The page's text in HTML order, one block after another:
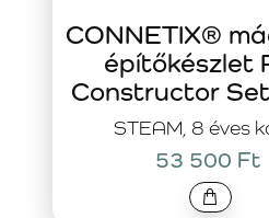
STEAM, 8 éves
CONNETIX®
építőkészlet
Constructor
53 500 Ft